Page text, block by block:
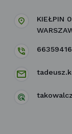
KIEŁPIN